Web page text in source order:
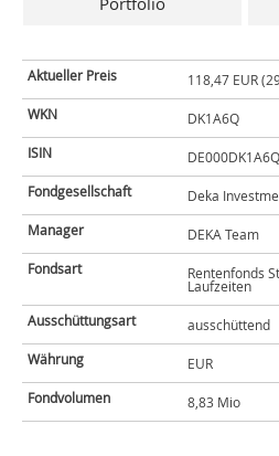
Aktueller Preis
118,47 EUR
WKN
DK1A6Q
ISIN
Fondgesellschaft
Deka
Manager
DEKA Team
Fondsart
Rentenfonds
Laufzeiten
Ausschüttungsart
ausschüttend
Währung
EUR
Fondvolumen
8,83 Mio